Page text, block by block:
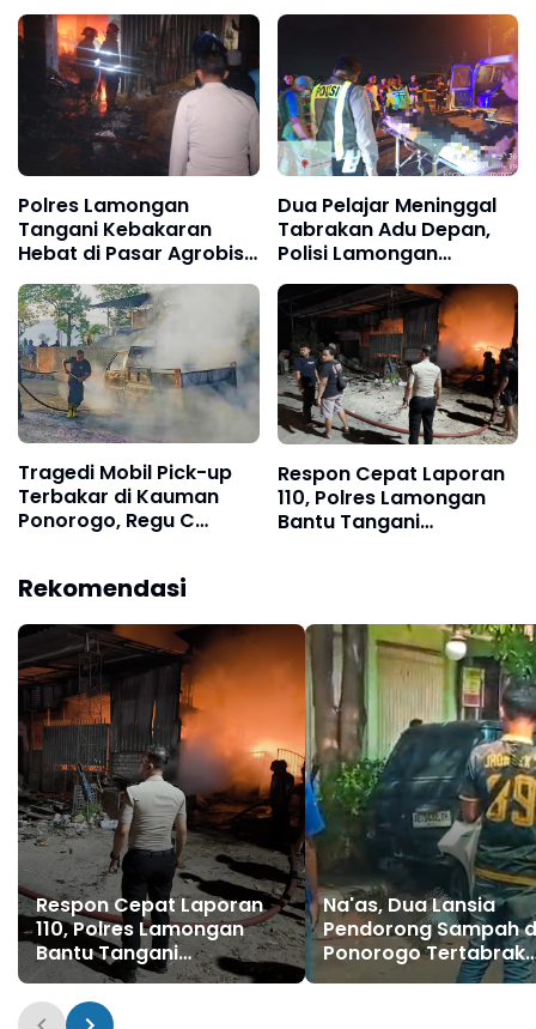
Tetap Diproses Sesuai
Hukum
Mobil Datsun, Satu
Meninggal Dunia, Satu
Luka-Luka
Polres Lamongan
Tangani Kebakaran
Hebat di Pasar Agrobis,
Sekitar 10 Stand
Terdampak
Dua Pelajar Meninggal
Tabrakan Adu Depan,
Polisi Lamongan
Lakukan Evakuasi
Tragedi Mobil Pick-up
Terbakar di Kauman
Ponorogo, Regu C
Respon Cepat Laporan
110, Polres Lamongan
Bantu Tangani
Rekomendasi
Respon Cepat Laporan
110, Polres Lamongan
Bantu Tangani
Kebakaran Gudang di
Sukodadi
Na'as, Dua Lansia
Pendorong Sampah
Ponorogo Tertabrak
Mobil Datsun, Satu